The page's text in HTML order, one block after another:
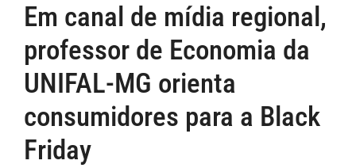
Em canal de mídia regional,
professor de Economia da
UNIFAL-MG orienta
consumidores para a Black
Friday